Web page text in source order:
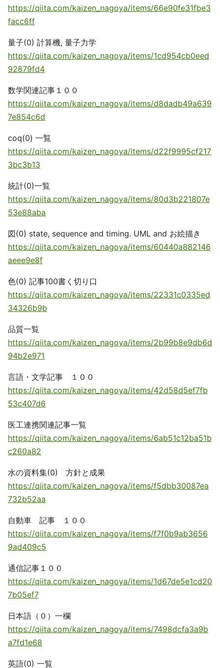
https://qiita.com/kaizen_nagoya/items/66e90fe31fbe3
facc6ff
量子(0) 計算機, 量子力学
https://qiita.com/kaizen_nagoya/items/1cd954cb0eed
92879fd4
数学関連記事１００
https://qiita.com/kaizen_nagoya/items/d8dadb49a639
7e854c6d
coq(0) 一覧
https://qiita.com/kaizen_nagoya/items/d22f9995cf217
3bc3b13
統計(0)一覧
https://qiita.com/kaizen_nagoya/items/80d3b221807e
53e88aba
図(0) state, sequence and timing. UML and お絵描き
https://qiita.com/kaizen_nagoya/items/60440a882146
aeee9e8f
色(0) 記事100書く切り口
https://qiita.com/kaizen_nagoya/items/22331c0335ed
34326b9b
品質一覧
https://qiita.com/kaizen_nagoya/items/2b99b8e9db6d
94b2e971
言語・文学記事 １００
https://qiita.com/kaizen_nagoya/items/42d58d5ef7fb
53c407d6
医工連携関連記事一覧
https://qiita.com/kaizen_nagoya/items/6ab51c12ba51b
c260a82
水の資料集(0) 方針と成果
https://qiita.com/kaizen_nagoya/items/f5dbb30087ea
732b52aa
自動車 記事 １００
https://qiita.com/kaizen_nagoya/items/f7f0b9ab3656
9ad409c5
通信記事１００
https://qiita.com/kaizen_nagoya/items/1d67de5e1cd20
7b05ef7
日本語（０）一欄
https://qiita.com/kaizen_nagoya/items/7498dcfa3a9b
a7fd1e68
英語(0) 一覧